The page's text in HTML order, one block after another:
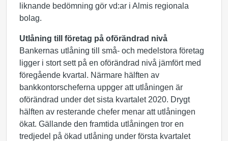
liknande bedömning gör vd:ar i Almis regionala
bolag.
Utlåning till företag på oförändrad nivå
Bankernas utlåning till små- och medelstora företag
ligger i stort sett på en oförändrad nivå jämfört med
föregående kvartal. Närmare hälften av
bankkontorscheferna uppger att utlåningen är
oförändrad under det sista kvartalet 2020. Drygt
hälften av resterande chefer menar att utlåningen
ökat. Gällande den framtida utlåningen tror en
tredjedel på ökad utlåning under första kvartalet